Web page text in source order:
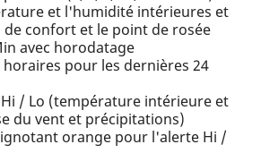
et l'humidité intérieures et
de confort et le point de rosée
avec horodatage
pour les dernières 24
/ Lo (température intérieure et
du vent et précipitations)
orange pour l'alerte Hi /